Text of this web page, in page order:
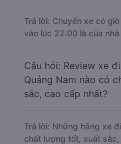
Trả lời: Chuyến xe có
vào lúc 22:00 là của nhà
Câu hỏi: Review xe
Quảng Nam nào có
sắc, cao cấp nhất?
Trả lời: Những hãng xe
chất lượng tốt, xuất